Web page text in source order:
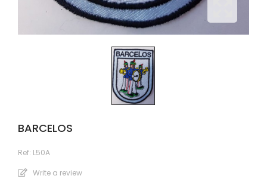
BARCELOS
Ref: L50A
Write a review